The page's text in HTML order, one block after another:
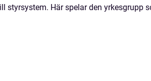
styrsystem. Här spelar den yrkesgrupp